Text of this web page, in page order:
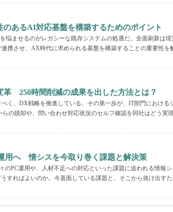
あるAI対応基盤を構築するためのポイント
悩ませるのがレガシーな既存システムの処遇だ。全面刷新は現
携させ、AX時代に求められる基盤を構築することの重要性を
革 250時間削減の成果を出した方法とは？
く、DX戦略を推進している。その第一歩が、IT部門における
の脱却や、問い合わせ対応状況のセルフ確認を同社はどう実
用へ 情シスを今取り巻く課題と解決策
PC運用や、人材不足への対応といった課題に追われる情報シ
すればよいのか。今直面している課題と、そこから抜け出す